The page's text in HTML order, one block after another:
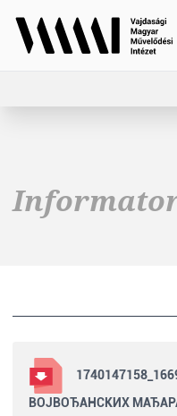
ВОЈВОЂАНСКИХ